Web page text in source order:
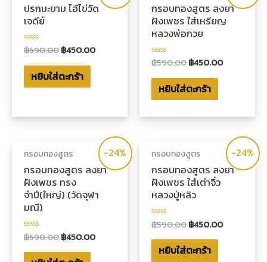
ปรกมะขาม ไอ้ไข่วัด
เจดีย์
ให้
0
ตั้งแต่
5
฿590.00฿450.00
หยิบใส่ตะกร้า
กรอบทองสูตร ลงยา
ฝังเพชร ใส่เหรียญ
หลวงพ่อกวย
ให้
0
ตั้งแต่
5
฿590.00฿450.00
หยิบใส่ตะกร้า
-24%
กรอบทองสูตร
กรอบทองสูตร ลงยา
ฝังเพชร ทรง
จำปี(ใหญ่) (วัดจุฬา
มณี)
ให้
คะแนน
0
฿590.00฿450.00
-24%
กรอบทองสูตร
กรอบทองสูตร ลงยา
ฝังเพชร ใส่เต่าจิ๋ว
หลวงปู่หลิว
ให้
คะแนน
0
ตั้งแต่
฿590.00฿450.00
หยิบใส่ตะกร้า